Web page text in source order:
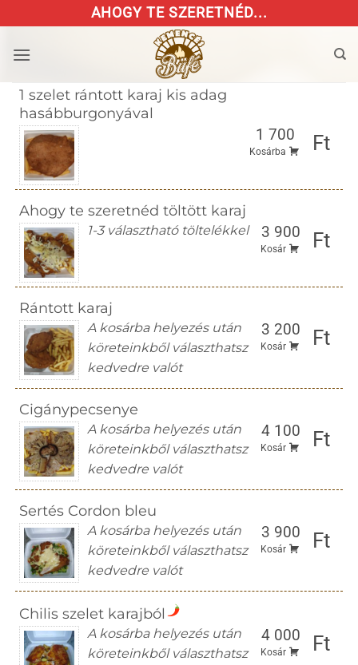
to
content
AHOGY TE SZERETNÉD...
1 szelet rántott karaj kis adag
hasábburgonyával
1 700
Kosárba Ft
Ahogy te szeretnéd töltött karaj
3 900
Kosár Ft
1-3 választható töltelékkel
Rántott karaj
3 200
Kosár Ft
A kosárba helyezés után
köreteinkből választhatsz
kedvedre valót
Cigánypecsenye
4 100
Kosár Ft
A kosárba helyezés után
köreteinkből választhatsz
kedvedre valót
Sertés Cordon bleu
3 900
Kosár Ft
A kosárba helyezés után
köreteinkből választhatsz
kedvedre valót
Chilis szelet karajból
4 000
Kosár Ft
A kosárba helyezés után
köreteinkből választhatsz